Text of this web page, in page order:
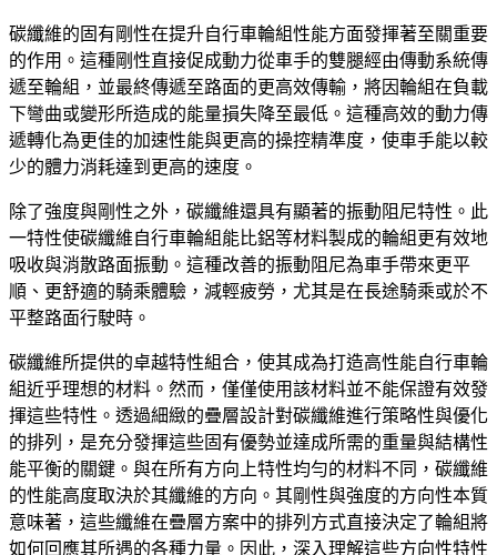
碳纖維的固有剛性在提升自行車輪組性能方面發揮著至關重要
的作用。這種剛性直接促成動力從車手的雙腿經由傳動系統傳
遞至輪組，並最終傳遞至路面的更高效傳輸，將因輪組在負載
下彎曲或變形所造成的能量損失降至最低。這種高效的動力傳
遞轉化為更佳的加速性能與更高的操控精準度，使車手能以較
少的體力消耗達到更高的速度。
除了強度與剛性之外，碳纖維還具有顯著的振動阻尼特性。此
一特性使碳纖維自行車輪組能比鋁等材料製成的輪組更有效地
吸收與消散路面振動。這種改善的振動阻尼為車手帶來更平
順、更舒適的騎乘體驗，減輕疲勞，尤其是在長途騎乘或於不
平整路面行駛時。
碳纖維所提供的卓越特性組合，使其成為打造高性能自行車輪
組近乎理想的材料。然而，僅僅使用該材料並不能保證有效發
揮這些特性。透過細緻的疊層設計對碳纖維進行策略性與優化
的排列，是充分發揮這些固有優勢並達成所需的重量與結構性
能平衡的關鍵。與在所有方向上特性均勻的材料不同，碳纖維
的性能高度取決於其纖維的方向。其剛性與強度的方向性本質
意味著，這些纖維在疊層方案中的排列方式直接決定了輪組將
如何回應其所遇的各種力量。因此，深入理解這些方向性特性